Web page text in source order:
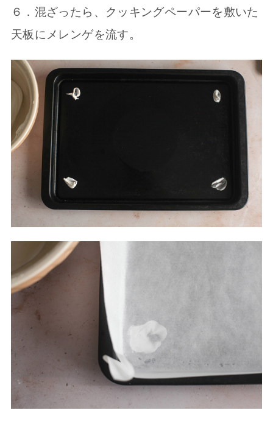
６．混ざったら、クッキングペーパーを敷いた
天板にメレンゲを流す。